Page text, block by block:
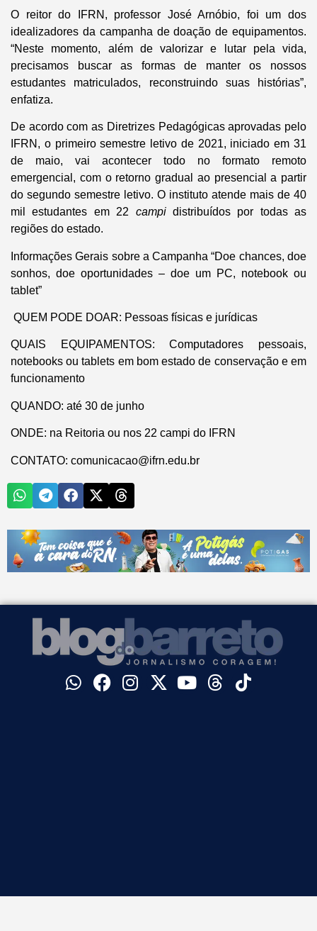
O reitor do IFRN, professor José Arnóbio, foi um dos
idealizadores da campanha de doação de equipamentos.
“Neste momento, além de valorizar e lutar pela vida,
precisamos buscar as formas de manter os nossos
estudantes matriculados, reconstruindo suas histórias”,
enfatiza.
De acordo com as Diretrizes Pedagógicas aprovadas pelo
IFRN, o primeiro semestre letivo de 2021, iniciado em 31
de maio, vai acontecer todo no formato remoto
emergencial, com o retorno gradual ao presencial a partir
do segundo semestre letivo. O instituto atende mais de 40
mil estudantes em 22 campidistribuídos por todas as
regiões do estado.
Informações Gerais sobre a Campanha “Doe chances, doe
sonhos, doe oportunidades – doe um PC, notebook ou
tablet”
QUEM PODE DOAR: Pessoas físicas e jurídicas
QUAIS EQUIPAMENTOS:Computadores pessoais,
notebooks ou tablets em bom estado de conservação e em
funcionamento
QUANDO: até 30 de junho
ONDE: na Reitoria ou nos 22 campi do IFRN
CONTATO: comunicacao@ifrn.edu.br